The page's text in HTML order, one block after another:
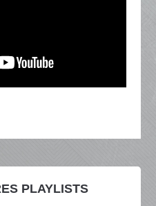
PLAYLISTS